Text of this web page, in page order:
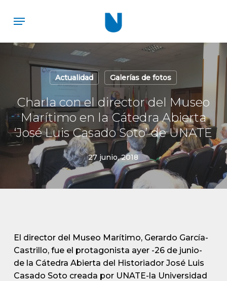
content
Menu
Actualidad Galerías de fotos
Charla con el director del Museo
Marítimo en la Cátedra Abierta
‘José Luis Casado Soto’ de UNATE
27 junio, 2018
El director del Museo Marítimo, Gerardo García-
Castrillo, fue el protagonista ayer -26 de junio-
de la Cátedra Abierta del Historiador José Luis
Casado Soto creada por UNATE-la Universidad